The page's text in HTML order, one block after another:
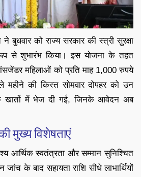
ने बुधवार को राज्य सरकार की स्त्री सुरक्षा
से शुभारंभ किया। इस योजना के तहत
महिलाओं को प्रति माह 1,000 रुपये
महीने की किस्त सोमवार दोपहर को उन
के खातों में भेज दी गई, जिनके आवेदन अब
मुख्य विशेषताएं
आर्थिक स्वतंत्रता और सम्मान सुनिश्चित
के बाद सहायता राशि सीधे लाभार्थियों